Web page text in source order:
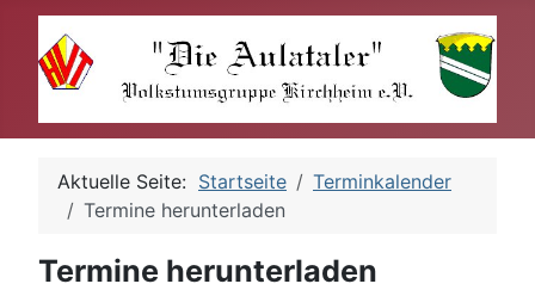
Aktuelle Seite: Startseite
Terminkalender
Termine herunterladen
Termine herunterladen